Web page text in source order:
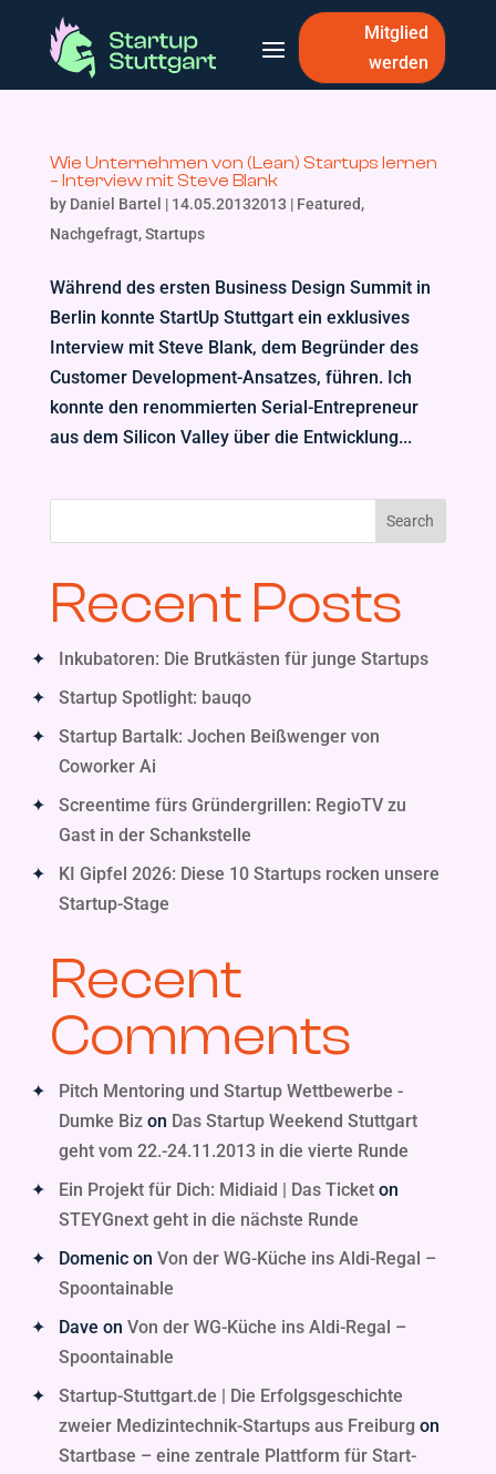
Mitglied
werden
Wie Unternehmen von (Lean) Startups lernen
– Interview mit Steve Blank
by Daniel Bartel | 14.05.20132013 | Featured,
Nachgefragt,Startups
Während des ersten Business Design Summit in
Berlin konnte StartUp Stuttgart ein exklusives
Interview mit Steve Blank, dem Begründer des
Customer Development-Ansatzes, führen. Ich
konnte den renommierten Serial-Entrepreneur
aus dem Silicon Valley über die Entwicklung...
Search
Recent Posts
Inkubatoren: Die Brutkästen für junge Startups
Startup Spotlight: bauqo
Startup Bartalk: Jochen Beißwenger von
Coworker Ai
Screentime fürs Gründergrillen: RegioTV zu
Gast in der Schankstelle
KI Gipfel 2026: Diese 10 Startups rocken unsere
Startup-Stage
Recent
Comments
Pitch Mentoring und Startup Wettbewerbe -
Dumke Bizon Das Startup Weekend Stuttgart
geht vom 22.-24.11.2013 in die vierte Runde
Ein Projekt für Dich: Midiaid | Das Ticketon
STEYGnext geht in die nächste Runde
Domenicon Von der WG-Küche ins Aldi-Regal –
Spoontainable
Dave on Von der WG-Küche ins Aldi-Regal –
Spoontainable
Startup-Stuttgart.de | Die Erfolgsgeschichte
zweier Medizintechnik-Startups aus Freiburg on
Startbase – eine zentrale Plattform für Start-